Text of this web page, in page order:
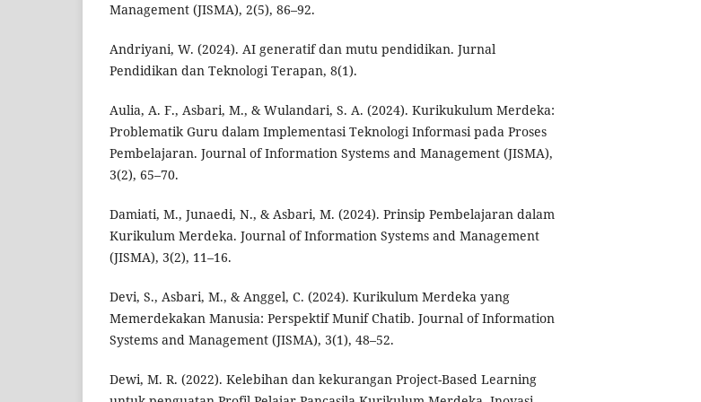
Management (JISMA), 2(5), 86–92.
Andriyani, W. (2024). AI generatif dan mutu pendidikan. Jurnal
Pendidikan dan Teknologi Terapan, 8(1).
Aulia, A. F., Asbari, M., & Wulandari, S. A. (2024). Kurikukulum Merdeka:
Problematik Guru dalam Implementasi Teknologi Informasi pada Proses
Pembelajaran. Journal of Information Systems and Management (JISMA),
3(2), 65–70.
Damiati, M., Junaedi, N., & Asbari, M. (2024). Prinsip Pembelajaran dalam
Kurikulum Merdeka. Journal of Information Systems and Management
(JISMA), 3(2), 11–16.
Devi, S., Asbari, M., & Anggel, C. (2024). Kurikulum Merdeka yang
Memerdekakan Manusia: Perspektif Munif Chatib. Journal of Information
Systems and Management (JISMA), 3(1), 48–52.
Dewi, M. R. (2022). Kelebihan dan kekurangan Project-Based Learning